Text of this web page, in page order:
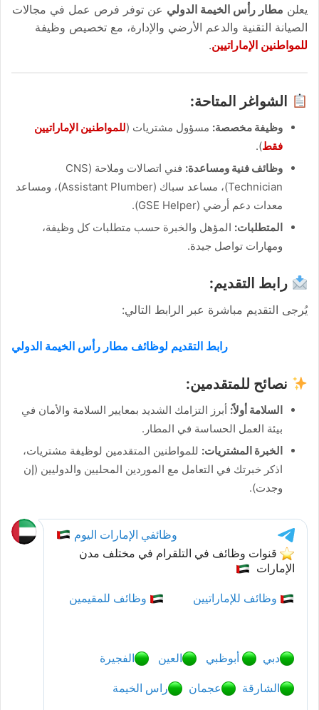
يعلن مطار رأس الخيمة الدولي عن توفر فرص عمل في مجالات
الصيانة التقنية والدعم الأرضي والإدارة، مع تخصيص وظيفة
للمواطنين الإماراتيين.
الشواغر المتاحة:
وظيفة مخصصة: مسؤول مشتريات (للمواطنين الإماراتيين
فقط).
وظائف فنية ومساعدة:
فني اتصالات وملاحة (CNS
Technician)، مساعد سباك (Assistant Plumber)، ومساعد
معدات دعم أرضي (GSE Helper).
المتطلبات: المؤهل والخبرة حسب متطلبات كل وظيفة،
ومهارات تواصل جيدة.
رابط التقديم:
يُرجى التقديم مباشرة عبر الرابط التالي:
رابط التقديم لوظائف مطار رأس الخيمة الدولي
نصائح للمتقدمين:
السلامة أولاً: أبرز التزامك الشديد بمعايير السلامة والأمان في
بيئة العمل الحساسة في المطار.
الخبرة المشتريات: للمواطنين المتقدمين لوظيفة مشتريات،
اذكر خبرتك في التعامل مع الموردين المحليين والدوليين (إن
وجدت).